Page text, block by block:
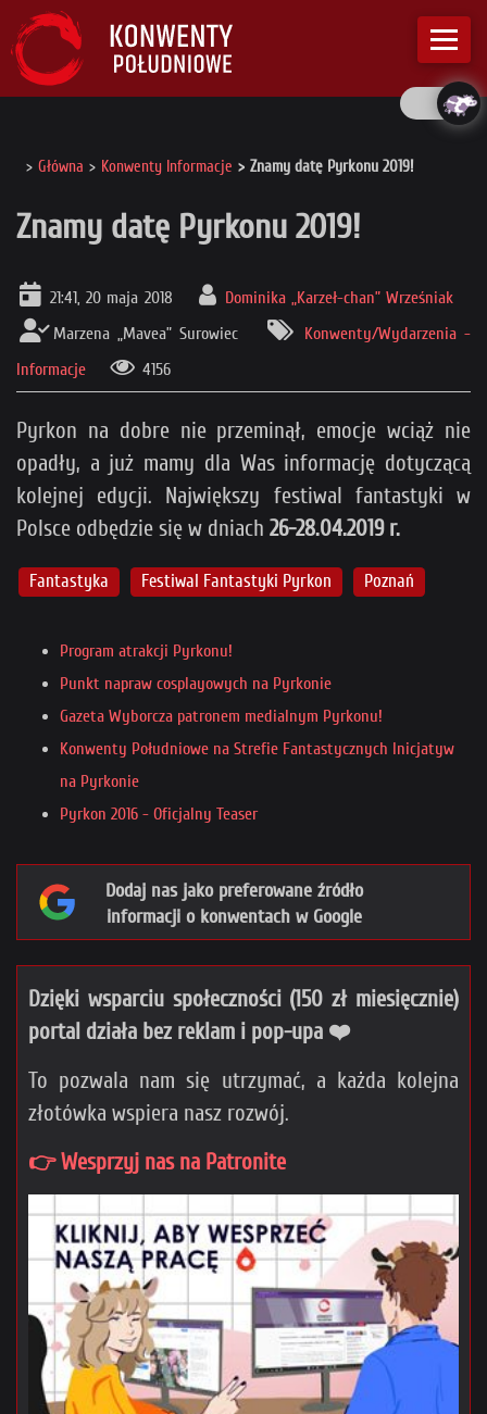
Główna Konwenty Informacje Znamy datę Pyrkonu 2019!
Znamy datę Pyrkonu 2019!
21:41, 20 maja 2018
Dominika „Karzeł-chan” Wrześniak
Marzena „Mavea” Surowiec
Konwenty/Wydarzenia -
Informacje
4156
Pyrkon na dobre nie przeminął, emocje wciąż nie
opadły, a już mamy dla Was informację dotyczącą
kolejnej edycji. Największy festiwal fantastyki w
Polsce odbędzie się w dniach 26-28.04.2019 r.
Fantastyka Festiwal Fantastyki Pyrkon Poznań
Program atrakcji Pyrkonu!
Punkt napraw cosplayowych na Pyrkonie
Gazeta Wyborcza patronem medialnym Pyrkonu!
Konwenty Południowe na Strefie Fantastycznych Inicjatyw
na Pyrkonie
Pyrkon 2016 - Oficjalny Teaser
Dodaj nas jako preferowane źródło
informacji o konwentach w Google
Dzięki wsparciu społeczności (150 zł miesięcznie)
portal działa bez reklam i pop-upa ❤️
To pozwala nam się utrzymać, a każda kolejna
złotówka wspiera nasz rozwój.
👉 Wesprzyj nas na Patronite